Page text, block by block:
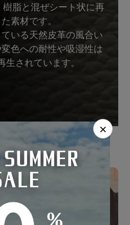
脂と混ぜシート状に再
素材です。
いる天然皮革の風合い
色への耐性や吸湿性は
生されています。
×